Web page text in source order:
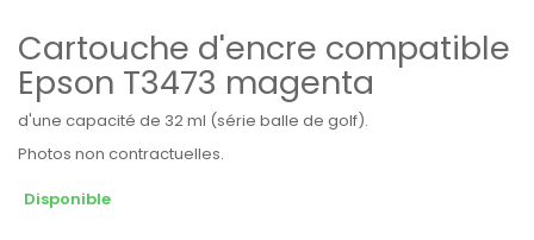
Cartouche d'encre compatible
Epson T3473 magenta
d'une capacité de 32 ml (série balle de golf).
Photos non contractuelles.
Disponible